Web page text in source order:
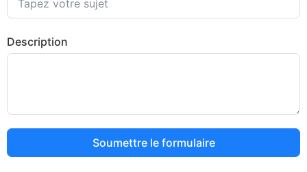
Description
Soumettre le formulaire